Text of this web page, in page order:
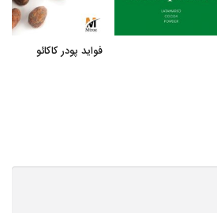
فواید پودر کاکائو